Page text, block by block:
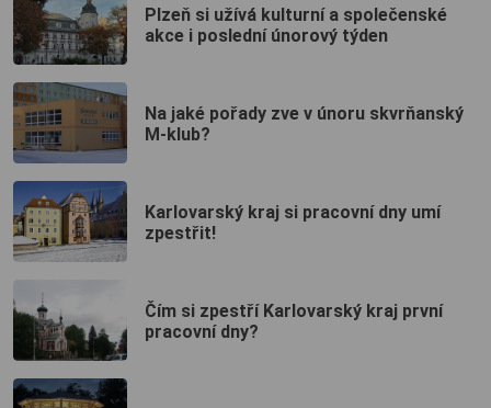
Plzeň si užívá kulturní a společenské
akce i poslední únorový týden
Na jaké pořady zve v únoru skvrňanský
M-klub?
Karlovarský kraj si pracovní dny umí
zpestřit!
Čím si zpestří Karlovarský kraj první
pracovní dny?